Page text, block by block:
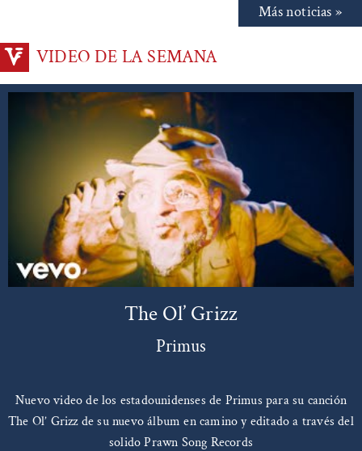
Más noticias »
VIDEO DE LA SEMANA
The Ol’ Grizz
Primus
Nuevo video de los estadounidenses de Primus para su canción
The Ol’ Grizz de su nuevo álbum en camino y editado a través del
solido Prawn Song Records